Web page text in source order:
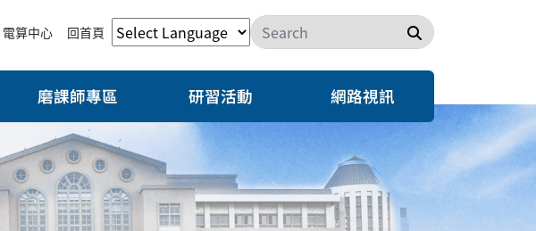
電算中心 回首頁 搜尋
磨課師專區 研習活動 網路視訊